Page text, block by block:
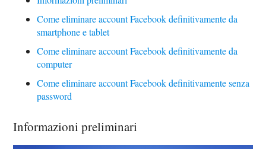
Come eliminare account Facebook definitivamente da
smartphone e tablet
Come eliminare account Facebook definitivamente da
computer
Come eliminare account Facebook definitivamente senza
password
Informazioni preliminari